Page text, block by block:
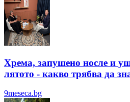
Хрема, запушено носле и
лятотo - какво трябва да
9meseca.bg